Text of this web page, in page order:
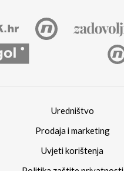
Uredništvo
Prodaja i marketing
Uvjeti korištenja